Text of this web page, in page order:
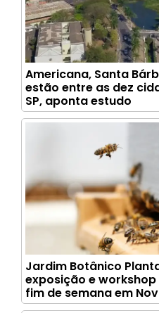
Americana, Santa
estão entre as dez
SP, aponta estudo
Jardim Botânico
exposição e
fim de semana em